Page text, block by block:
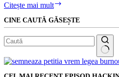
Citește mai mult
Kia
Sorento
te
scoate
belea
CINE CAUTĂ GĂSEȘTE
Niciun